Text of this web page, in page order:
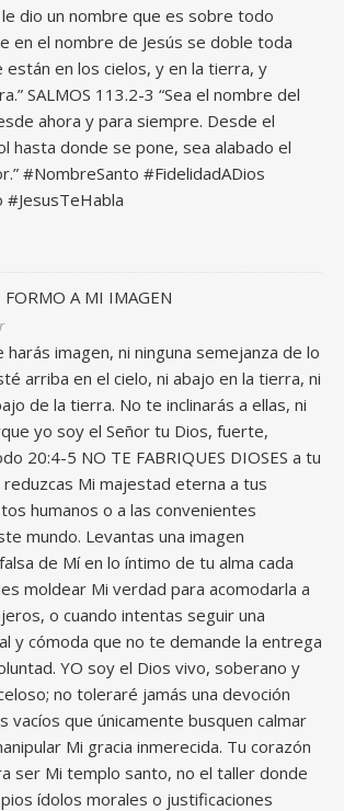
dio un nombre que es sobre todo
en el nombre de Jesús se doble toda
están en los cielos, y en la tierra, y
SALMOS 113.2-3 “Sea el nombre del
ahora y para siempre. Desde el
hasta donde se pone, sea alabado el
#NombreSanto #FidelidadADios
FORMO A MI IMAGEN
harás imagen, ni ninguna semejanza de lo
arriba en el cielo, ni abajo en la tierra, ni
de la tierra. No te inclinarás a ellas, ni
yo soy el Señor tu Dios, fuerte,
20:4-5 NO TE FABRIQUES DIOSES a tu
Mi majestad eterna a tus
humanos o a las convenientes
mundo. Levantas una imagen
de Mí en lo íntimo de tu alma cada
moldear Mi verdad para acomodarla a
o cuando intentas seguir una
y cómoda que no te demande la entrega
YO soy el Dios vivo, soberano y
no toleraré jamás una devoción
vacíos que únicamente busquen calmar
Mi gracia inmerecida. Tu corazón
ser Mi templo santo, no el taller donde
ídolos morales o justificaciones